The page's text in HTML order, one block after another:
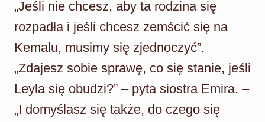
„Jeśli nie chcesz, aby ta rodzina się
rozpadła i jeśli chcesz zemścić się na
Kemalu, musimy się zjednoczyć”.
„Zdajesz sobie sprawę, co się stanie, jeśli
Leyla się obudzi?” – pyta siostra Emira. –
„I domyślasz się także, do czego się